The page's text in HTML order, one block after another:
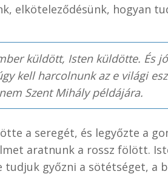
elköteleződésünk, hogyan
küldött, Isten küldötte. És
kell harcolnunk az e világi
Szent Mihály példájára.
a seregét, és legyőzte a
aratnunk a rossz fölött.
tudjuk győzni a sötétséget, a